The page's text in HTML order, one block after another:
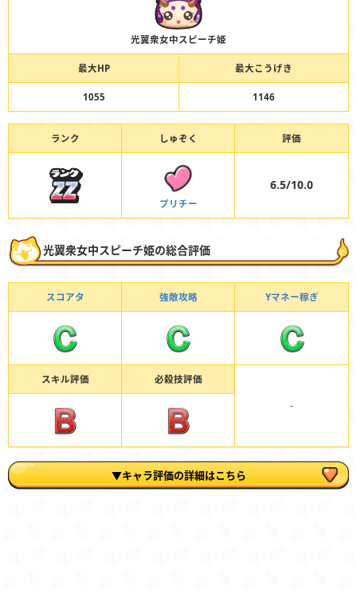
光翼衆女中スピーチ姫
最大HP 最大こうげき
1055 1146
ランク しゅぞく 評価
プリチー
6.5/10.0
光翼衆女中スピーチ姫の総合評価
スコアタ 強敵攻略 Yマネー稼ぎ
スキル評価 必殺技評価
-
▼キャラ評価の詳細はこちら